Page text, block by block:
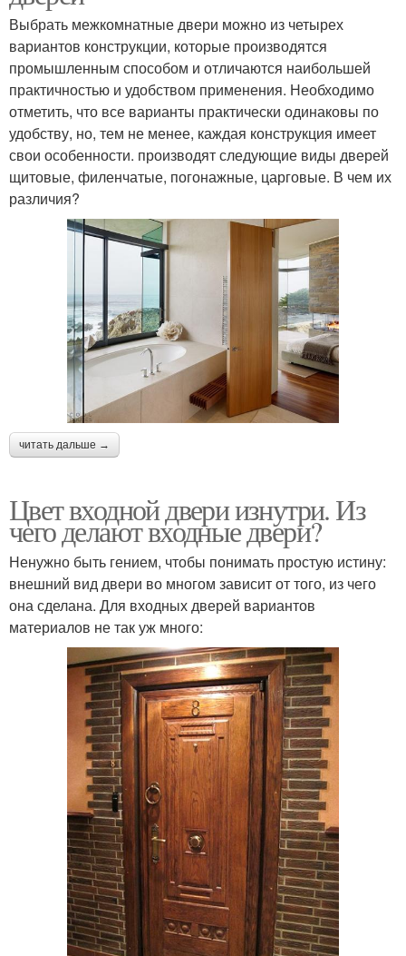
Выбрать межкомнатные двери можно из четырех
вариантов конструкции, которые производятся
промышленным способом и отличаются наибольшей
практичностью и удобством применения. Необходимо
отметить, что все варианты практически одинаковы по
удобству, но, тем не менее, каждая конструкция имеет
свои особенности. производят следующие виды дверей
щитовые, филенчатые, погонажные, царговые. В чем их
различия?
читать дальше →
Цвет входной двери изнутри. Из
чего делают входные двери?
Ненужно быть гением, чтобы понимать простую истину:
внешний вид двери во многом зависит от того, из чего
она сделана. Для входных дверей вариантов
материалов не так уж много: